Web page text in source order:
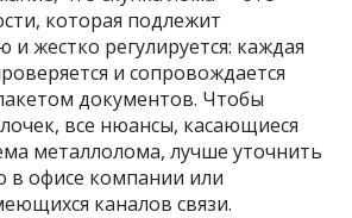
которая подлежит
жестко регулируется: каждая
и сопровождается
документов. Чтобы
все нюансы, касающиеся
металлолома, лучше уточнить
в офисе компании или
каналов связи.